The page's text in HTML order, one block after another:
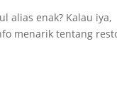
alias enak? Kalau iya,
menarik tentang